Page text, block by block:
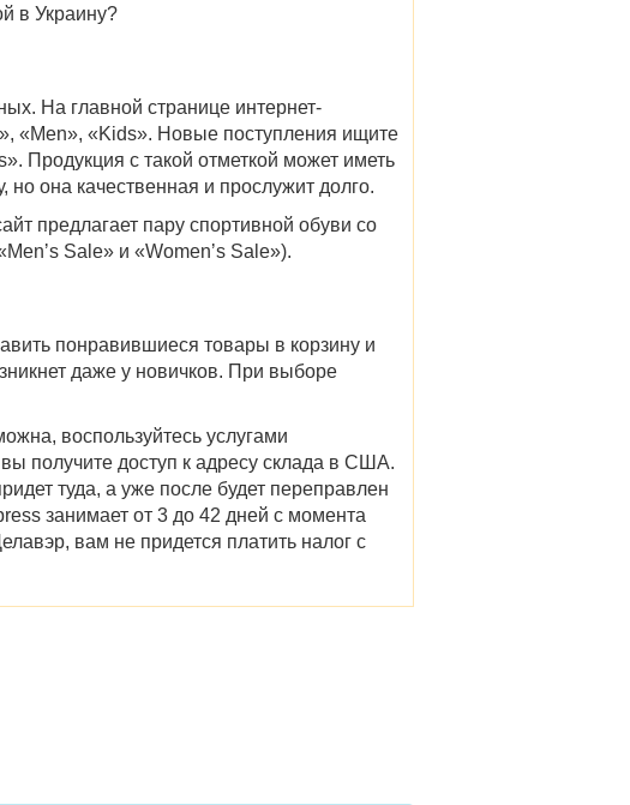
в Украину?
На главной странице интернет-
«Men», «Kids». Новые поступления ищите
Продукция с такой отметкой может иметь
она качественная и прослужит долго.
предлагает пару спортивной обуви со
Sale» и «Womenʼs Sale»).
понравившиеся товары в корзину и
даже у новичков. При выборе
воспользуйтесь услугами
получите доступ к адресу склада в США.
туда, а уже после будет переправлен
занимает от 3 до 42 дней с момента
вам не придется платить налог с